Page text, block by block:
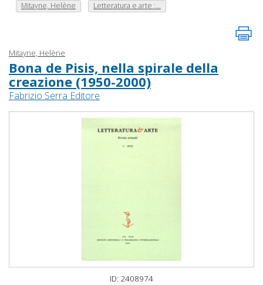
Mitayne, Helène
Letteratura e arte :...
Mitayne, Helène
Bona de Pisis, nella spirale della
creazione (1950-2000)
Fabrizio Serra Editore
ID: 2408974